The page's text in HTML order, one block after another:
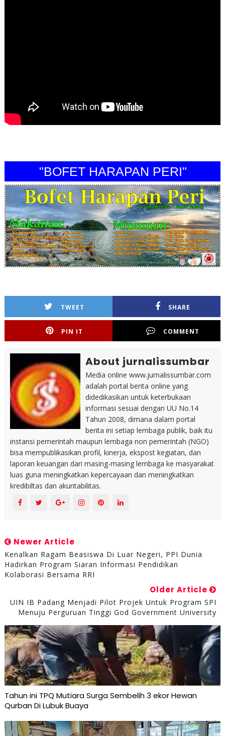
"BOFET HARAPAN PERI"
TWEET SHARE
PIN IT COMMENT
About jurnalissumbar
Media online www.jurnalissumbar.com
adalah portal berita online yang
didedikasikan untuk keterbukaan
informasi sesuai dengan UU No.14
Tahun 2008, dimana dalam portal
berita ini setiap lembaga publik, baik itu
instansi pemerintah maupun lembaga non pemerintah (NGO)
bisa mempublikasikan profil, kinerja, ekspost kegiatan, dan
laporan keuangan dari masing-masing lembaga ke masyarakat
luas guna meningkatkan kepercayaan dan meningkatkan
kredibiltas dan akuntabilitas.
Newer Article
Kenalkan Ragam Beasiswa Di Luar Negeri, PPI Dunia
Hadirkan Program Siaran Informasi Pendidikan
Kolaborasi Bersama RRI
Older Article
UIN IB Padang Menjadi Pilot Projek Untuk Program SPI
Menuju Perguruan Tinggi God Government University
Tahun ini TPQ Mutiara Surga Sembelih 3 ekor Hewan
Qurban Di Lubuk Buaya